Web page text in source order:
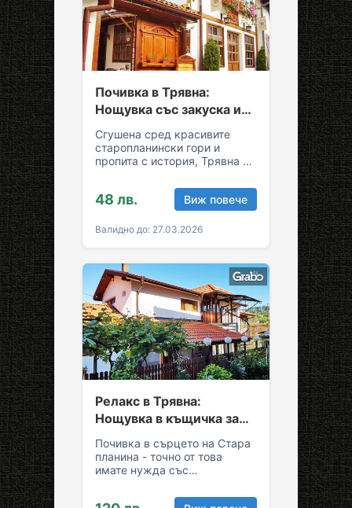
Почивка в Трявна:
Нощувка със закуска и
възможност за обяд и
вечеря
Сгушена сред красивите
старопланински гори и
пропита с история, Трявна е
спокойствие и култура!
Грабни ваучер за…
48 лв. Виж повече
Валидно до: 27.03.2026
Релакс в Трявна:
Нощувка в къщичка за
до седем души
Почивка в сърцето на Стара
планина - точно от това
имате нужда със
Съберете свежест и се…